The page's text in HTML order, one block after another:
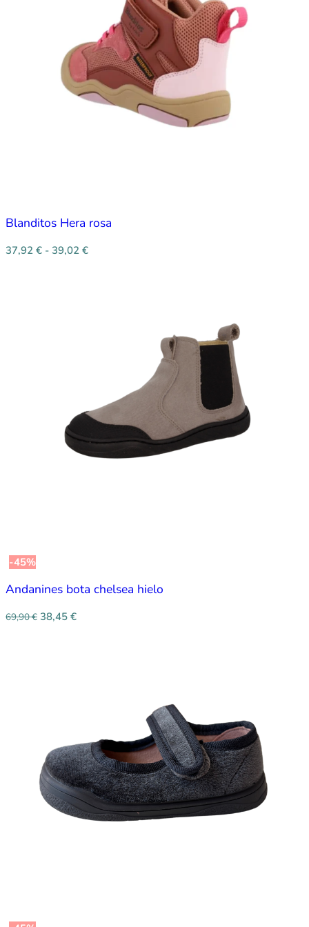
Blanditos Hera rosa
37,92 € - 39,02 €
-45%
Andanines bota chelsea hielo
69,90€ 38,45 €